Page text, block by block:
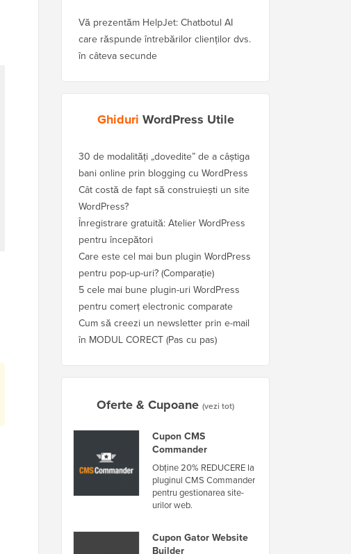
Vă prezentăm HelpJet: Chatbotul AI
care răspunde întrebărilor clienților dvs.
în câteva secunde
Ghiduri WordPress Utile
30 de modalități „dovedite” de a câștiga
bani online prin blogging cu WordPress
Cât costă de fapt să construiești un site
WordPress?
Înregistrare gratuită: Atelier WordPress
pentru începători
Care este cel mai bun plugin WordPress
pentru pop-up-uri? (Comparație)
5 cele mai bune plugin-uri WordPress
pentru comerț electronic comparate
Cum să creezi un newsletter prin e-mail
în MODUL CORECT (Pas cu pas)
Oferte & Cupoane (vezi tot)
Cupon CMS
Commander
Obține 20% REDUCERE la
pluginul CMS Commander
pentru gestionarea site-
urilor web.
Cupon Gator Website
Builder